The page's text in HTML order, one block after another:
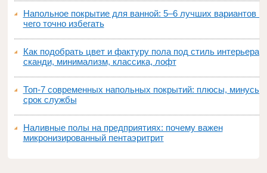
Напольное покрытие для ванной: 5–6 лучших вариантов и
чего точно избегать
Как подобрать цвет и фактуру пола под стиль интерьера:
сканди, минимализм, классика, лофт
Топ‑7 современных напольных покрытий: плюсы, минусы,
срок службы
Наливные полы на предприятиях: почему важен
микронизированный пентаэритрит